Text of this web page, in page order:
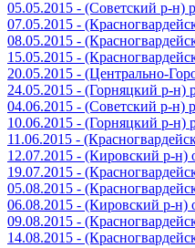
05.05.2015 - (Советский р-н)
07.05.2015 -
08.05.2015 -
15.05.2015 -
20.05.2015 - (Центрально-
24.05.2015 - (Горняцкий р-н)
04.06.2015 - (Советский р-н)
10.06.2015 - (Горняцкий р-н)
11.06.2015 -
12.07.2015 - (Кировский р-
19.07.2015 -
05.08.2015 -
06.08.2015 - (Кировский р-н)
09.08.2015 -
14.08.2015 -